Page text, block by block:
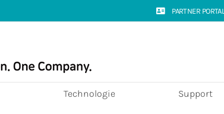
PARTNER PORTAL
Technologie Support